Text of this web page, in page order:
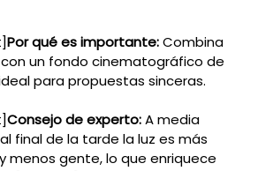
Por qué es importante:Combina
un fondo cinematográfico de
para propuestas sinceras.
Consejo de experto:A media
final de la tarde la luz es más
menos gente, lo que enriquece